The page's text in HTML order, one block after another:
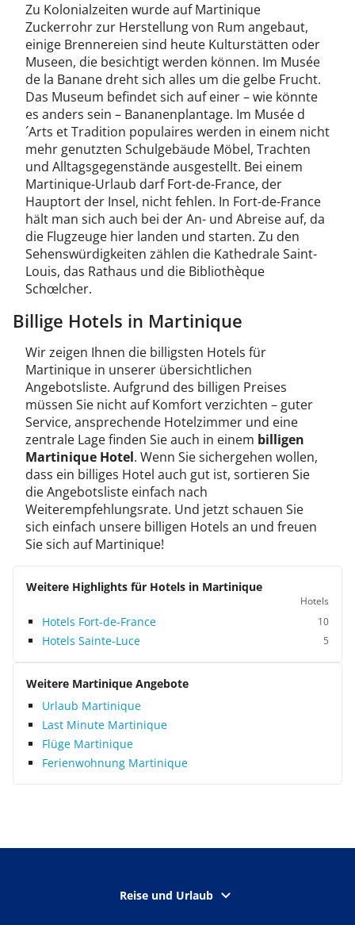
Zu Kolonialzeiten wurde auf Martinique
Zuckerrohr zur Herstellung von Rum angebaut,
einige Brennereien sind heute Kulturstätten oder
Museen, die besichtigt werden können. Im Musée
de la Banane dreht sich alles um die gelbe Frucht.
Das Museum befindet sich auf einer – wie könnte
es anders sein – Bananenplantage. Im Musée d
´Arts et Tradition populaires werden in einem nicht
mehr genutzten Schulgebäude Möbel, Trachten
und Alltagsgegenstände ausgestellt. Bei einem
Martinique-Urlaub darf Fort-de-France, der
Hauptort der Insel, nicht fehlen. In Fort-de-France
hält man sich auch bei der An- und Abreise auf, da
die Flugzeuge hier landen und starten. Zu den
Sehenswürdigkeiten zählen die Kathedrale Saint-
Louis, das Rathaus und die Bibliothèque
Schœlcher.
Billige Hotels in Martinique
Wir zeigen Ihnen die billigsten Hotels für
Martinique in unserer übersichtlichen
Angebotsliste. Aufgrund des billigen Preises
müssen Sie nicht auf Komfort verzichten – guter
Service, ansprechende Hotelzimmer und eine
zentrale Lage finden Sie auch in einem billigen
Martinique Hotel. Wenn Sie sichergehen wollen,
dass ein billiges Hotel auch gut ist, sortieren Sie
die Angebotsliste einfach nach
Weiterempfehlungsrate. Und jetzt schauen Sie
sich einfach unsere billigen Hotels an und freuen
Sie sich auf Martinique!
Weitere Highlights für Hotels in Martinique
Hotels
Hotels Fort-de-France 10
Hotels Sainte-Luce 5
Weitere Martinique Angebote
Urlaub Martinique
Last Minute Martinique
Flüge Martinique
Ferienwohnung Martinique
Reise und Urlaub